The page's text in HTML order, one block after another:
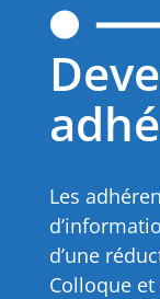
Les
d’une
Colloque